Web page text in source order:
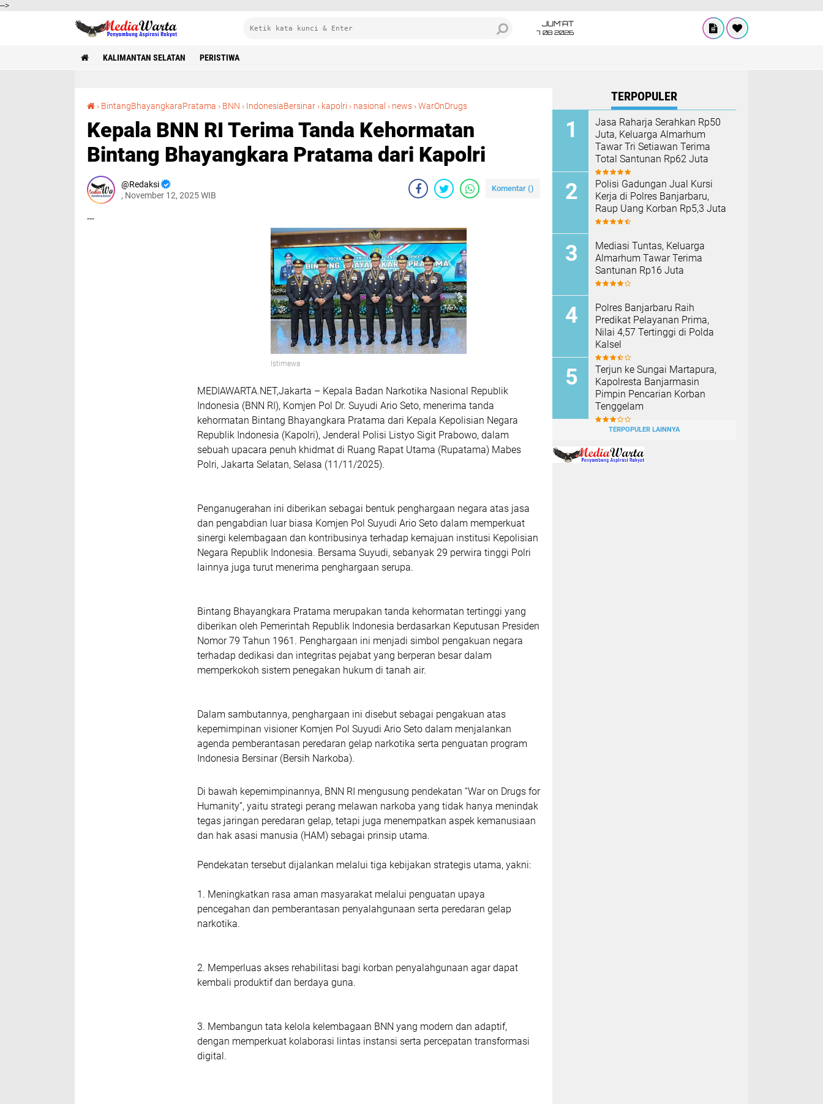
-->
JUM'AT
7 08 2026
KALIMANTAN SELATAN PERISTIWA
› BintangBhayangkaraPratama › BNN › IndonesiaBersinar › kapolri › nasional › news ›WarOnDrugs
Kepala BNN RI Terima Tanda Kehormatan
Bintang Bhayangkara Pratama dari Kapolri
Redaksi
, November 12, 2025 WIB
Komentar ()
---
Istimewa
MEDIAWARTA.NET,Jakarta – Kepala Badan Narkotika Nasional Republik
Indonesia (BNN RI), Komjen Pol Dr. Suyudi Ario Seto, menerima tanda
kehormatan Bintang Bhayangkara Pratama dari Kepala Kepolisian Negara
Republik Indonesia (Kapolri), Jenderal Polisi Listyo Sigit Prabowo, dalam
sebuah upacara penuh khidmat di Ruang Rapat Utama (Rupatama) Mabes
Polri, Jakarta Selatan, Selasa (11/11/2025).
Penganugerahan ini diberikan sebagai bentuk penghargaan negara atas jasa
dan pengabdian luar biasa Komjen Pol Suyudi Ario Seto dalam memperkuat
sinergi kelembagaan dan kontribusinya terhadap kemajuan institusi Kepolisian
Negara Republik Indonesia. Bersama Suyudi, sebanyak 29 perwira tinggi Polri
lainnya juga turut menerima penghargaan serupa.
Bintang Bhayangkara Pratama merupakan tanda kehormatan tertinggi yang
diberikan oleh Pemerintah Republik Indonesia berdasarkan Keputusan Presiden
Nomor 79 Tahun 1961. Penghargaan ini menjadi simbol pengakuan negara
terhadap dedikasi dan integritas pejabat yang berperan besar dalam
memperkokoh sistem penegakan hukum di tanah air.
Dalam sambutannya, penghargaan ini disebut sebagai pengakuan atas
kepemimpinan visioner Komjen Pol Suyudi Ario Seto dalam menjalankan
agenda pemberantasan peredaran gelap narkotika serta penguatan program
Indonesia Bersinar (Bersih Narkoba).
Di bawah kepemimpinannya, BNN RI mengusung pendekatan “War on Drugs for
Humanity”, yaitu strategi perang melawan narkoba yang tidak hanya menindak
tegas jaringan peredaran gelap, tetapi juga menempatkan aspek kemanusiaan
dan hak asasi manusia (HAM) sebagai prinsip utama.
Pendekatan tersebut dijalankan melalui tiga kebijakan strategis utama, yakni:
1. Meningkatkan rasa aman masyarakat melalui penguatan upaya
pencegahan dan pemberantasan penyalahgunaan serta peredaran gelap
narkotika.
2. Memperluas akses rehabilitasi bagi korban penyalahgunaan agar dapat
kembali produktif dan berdaya guna.
3. Membangun tata kelola kelembagaan BNN yang modern dan adaptif,
dengan memperkuat kolaborasi lintas instansi serta percepatan transformasi
digital.
TERPOPULER
Jasa Raharja Serahkan Rp50
Juta, Keluarga Almarhum
Tawar Tri Setiawan Terima
Total Santunan Rp62 Juta
Polisi Gadungan Jual Kursi
Kerja di Polres Banjarbaru,
Raup Uang Korban Rp5,3 Juta
Mediasi Tuntas, Keluarga
Almarhum Tawar Terima
Santunan Rp16 Juta
Polres Banjarbaru Raih
Predikat Pelayanan Prima,
Nilai 4,57 Tertinggi di Polda
Kalsel
Terjun ke Sungai Martapura,
Kapolresta Banjarmasin
Pimpin Pencarian Korban
Tenggelam
TERPOPULER LAINNYA